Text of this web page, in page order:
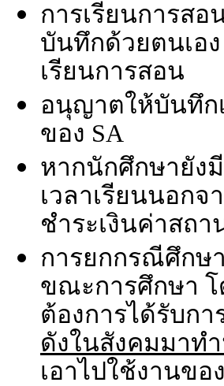
การเรียนการส
บันทึกด้วยตนเอง
เรียนการสอน
อนุญาตให้บันทึก
ของ SA
หากนักศึกษายัง
เวลาเรียนนอก
ชำระเงินค่าสถ
การยกกรณีศึกษ
ขณะการศึกษา
ต้องการได้รับก
ดังในสังคมมาท
เอาไปใช้งานข